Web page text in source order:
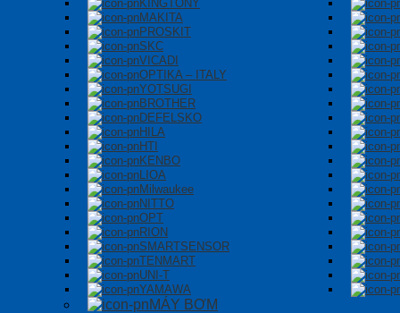
KINGTONY
MAKITA
PROSKIT
SKC
VICADI
OPTIKA – ITALY
YOTSUGI
BROTHER
DEFELSKO
HILA
HTI
KENBO
LIOA
Milwaukee
NITTO
OPT
RION
SMARTSENSOR
TENMART
UNI-T
YAMAWA
MÁY BƠM